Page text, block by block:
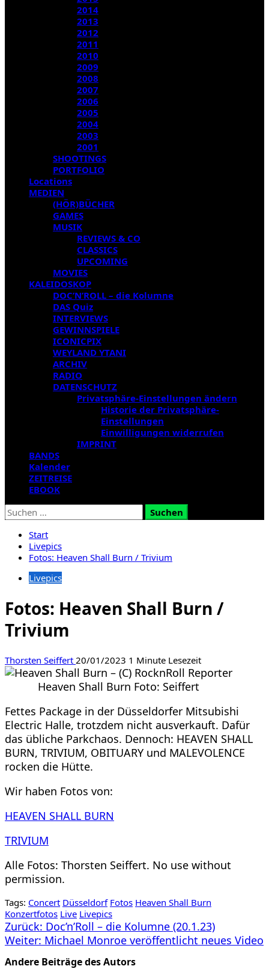
2014
2013
2012
2011
2010
2009
2008
2007
2006
2005
2004
2003
2001
SHOOTINGS
PORTFOLIO
Locations
MEDIEN
(HÖR)BÜCHER
GAMES
MUSIK
REVIEWS & CO
CLASSICS
UPCOMING
MOVIES
KALEIDOSKOP
DOC’N’ROLL – die Kolumne
DAS Quiz
INTERVIEWS
GEWINNSPIELE
ICONICPIX
WEYLAND YTANI
ARCHIV
RADIO
DATENSCHUTZ
Privatsphäre-Einstellungen ändern
Historie der Privatsphäre-
Einstellungen
Einwilligungen widerrufen
IMPRINT
BANDS
Kalender
ZEITREISE
EBOOK
Suchen
nach:
Start
Livepics
Fotos: Heaven Shall Burn / Trivium
Livepics
Fotos: Heaven Shall Burn /
Trivium
Thorsten Seiffert 20/01/2023 1 Minute Lesezeit
Heaven Shall Burn Foto: Seiffert
Fettes Package in der Düsseldorfer Mitsubishi
Electric Halle, trotzdem nicht ausverkauft. Dafür
das übliche Parkchaos. Dennoch: HEAVEN SHALL
BURN, TRIVIUM, OBITUARY und MALEVOLENCE
rocken die Hütte.
Wir haben Fotos von:
HEAVEN SHALL BURN
TRIVIUM
Alle Fotos: Thorsten Seiffert. No use without
permission.
Tags: Concert Düsseldorf Fotos Heaven Shall Burn
Konzertfotos Live Livepics
Beitragsnavigation
Zurück: Doc’n’Roll – die Kolumne (20.1.23)
Weiter: Michael Monroe veröffentlicht neues Video
Andere Beiträge des Autors